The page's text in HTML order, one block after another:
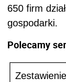
650 firm
gospodarki.
Polecamy